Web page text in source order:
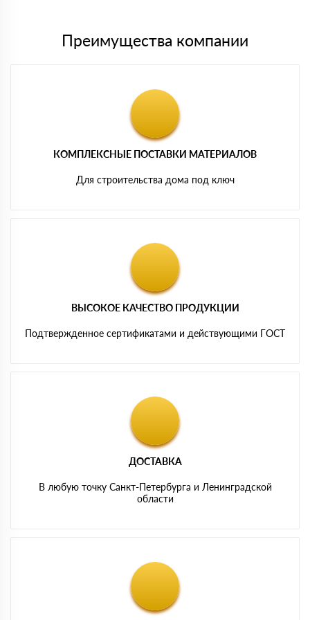
Преимущества компании
КОМПЛЕКСНЫЕ ПОСТАВКИ МАТЕРИАЛОВ
Для строительства дома под ключ
ВЫСОКОЕ КАЧЕСТВО ПРОДУКЦИИ
Подтвержденное сертификатами и действующими ГОСТ
ДОСТАВКА
В любую точку Санкт-Петербурга и Ленинградской
области